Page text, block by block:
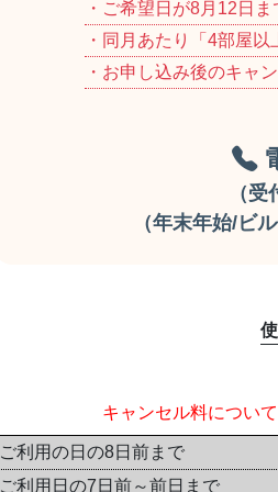
・ご希望日が8月12日
・同月あたり「4部屋
・お申し込み後のキャ
（
（年末年始/ビ
キャンセル料について
ご利用の日の8日前まで
ご利用日の7日前～前日まで